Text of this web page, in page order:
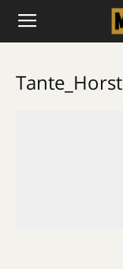
Tante_Horst